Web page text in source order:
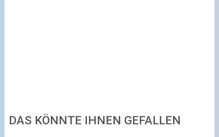
DAS KÖNNTE IHNEN GEFALLEN